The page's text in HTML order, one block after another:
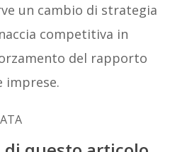
un cambio di strategia
competitiva in
del rapporto
imprese.